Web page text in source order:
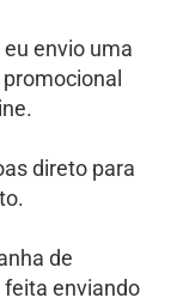
envio uma
direto para
de
enviando